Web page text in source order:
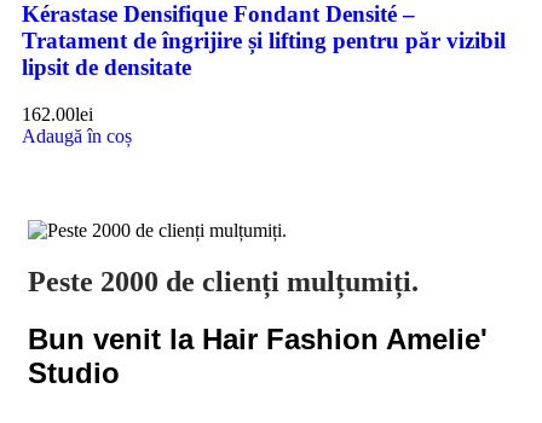
Kérastase Densifique Fondant Densité –
Tratament de îngrijire și lifting pentru păr vizibil
lipsit de densitate
162.00lei
Adaugă în coș
Peste 2000 de clienți mulțumiți.
Bun venit la Hair Fashion Amelie'
Studio